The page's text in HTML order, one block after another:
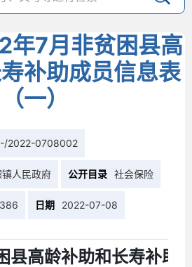
年7月非贫困县高
补助成员信息表
（一）
2022-0708002
人民政府 公开目录 社会保险
386 日期 2022-07-08
县高龄补助和长寿补助